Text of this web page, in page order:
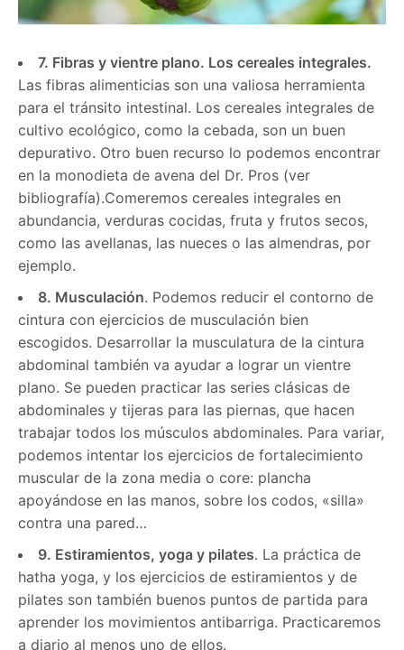
7. Fibras y vientre plano. Los cereales integrales.
Las fibras alimenticias son una valiosa herramienta
para el tránsito intestinal. Los cereales integrales de
cultivo ecológico, como la cebada, son un buen
depurativo. Otro buen recurso lo podemos encontrar
en la monodieta de avena del Dr. Pros (ver
bibliografía).Comeremos cereales integrales en
abundancia, verduras cocidas, fruta y frutos secos,
como las avellanas, las nueces o las almendras, por
ejemplo.
8. Musculación. Podemos reducir el contorno de
cintura con ejercicios de musculación bien
escogidos. Desarrollar la musculatura de la cintura
abdominal también va ayudar a lograr un vientre
plano. Se pueden practicar las series clásicas de
abdominales y tijeras para las piernas, que hacen
trabajar todos los músculos abdominales. Para variar,
podemos intentar los ejercicios de fortalecimiento
muscular de la zona media o core: plancha
apoyándose en las manos, sobre los codos, «silla»
contra una pared…
9. Estiramientos, yoga y pilates. La práctica de
hatha yoga, y los ejercicios de estiramientos y de
pilates son también buenos puntos de partida para
aprender los movimientos antibarriga. Practicaremos
a diario al menos uno de ellos.